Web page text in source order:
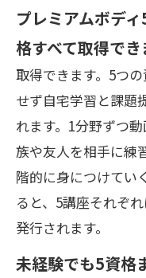
プレミアムボデ
格すべて取得でき
取得できます。5つ
せず自宅学習と課題
れます。1分野ずつ
族や友人を相手に練
階的に身につけてい
ると、5講座それぞ
発行されます。
未経験でも5資格